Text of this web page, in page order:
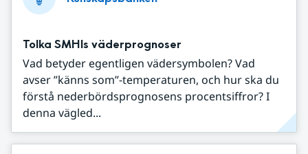
Tolka SMHIs väderprognoser
Vad betyder egentligen vädersymbolen? Vad
avser ”känns som”-temperaturen, och hur ska du
förstå nederbördsprognosens procentsiffror? I
denna vägled...